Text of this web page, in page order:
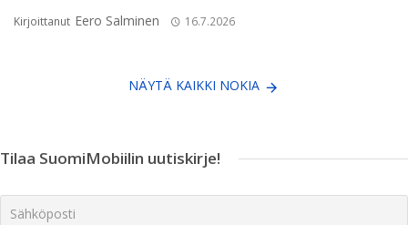
Kirjoittanut Eero Salminen 16.7.2026
NÄYTÄ KAIKKI NOKIA
Tilaa SuomiMobiilin uutiskirje!